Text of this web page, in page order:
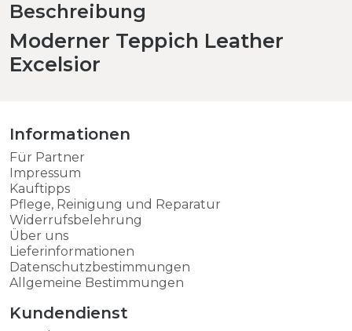
Beschreibung
Moderner Teppich Leather
Excelsior
Informationen
Für Partner
Impressum
Kauftipps
Pflege, Reinigung und Reparatur
Widerrufsbelehrung
Über uns
Lieferinformationen
Datenschutzbestimmungen
Allgemeine Bestimmungen
Kundendienst